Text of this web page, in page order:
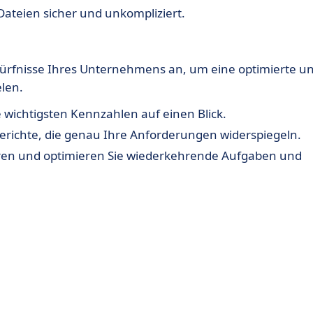
sicher und unkompliziert.
Ihres Unternehmens an, um eine optimierte
Kennzahlen auf einen Blick.
die genau Ihre Anforderungen widerspiegeln.
und optimieren Sie wiederkehrende Aufgaben und